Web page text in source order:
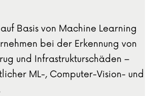
Basis von Machine Learning
bei der Erkennung von
und Infrastrukturschäden –
ML-, Computer-Vision- und